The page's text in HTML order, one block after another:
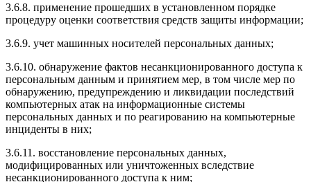
3.6.8. применение прошедших в установленном порядке
процедуру оценки соответствия средств защиты информации;
3.6.9. учет машинных носителей персональных данных;
3.6.10. обнаружение фактов несанкционированного доступа к
персональным данным и принятием мер, в том числе мер по
обнаружению, предупреждению и ликвидации последствий
компьютерных атак на информационные системы
персональных данных и по реагированию на компьютерные
инциденты в них;
3.6.11. восстановление персональных данных,
модифицированных или уничтоженных вследствие
несанкционированного доступа к ним;